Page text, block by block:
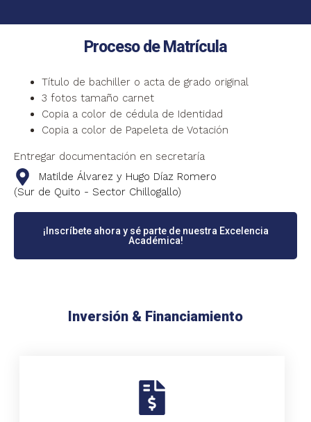
Proceso de Matrícula
Título de bachiller o acta de grado original
3 fotos tamaño carnet
Copia a color de cédula de Identidad
Copia a color de Papeleta de Votación
Entregar documentación en secretaría
Matilde Álvarez y Hugo Díaz Romero
(Sur de Quito - Sector Chillogallo)
¡Inscríbete ahora y sé parte de nuestra Excelencia
Académica!
Inversión & Financiamiento